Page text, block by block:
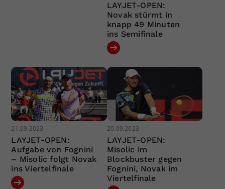
LAYJET-OPEN:
Novak stürmt in
knapp 49 Minuten
ins Semifinale
21.09.2023
LAYJET-OPEN:
Aufgabe von Fognini
– Misolic folgt Novak
ins Viertelfinale
20.09.2023
LAYJET-OPEN:
Misolic im
Blockbuster gegen
Fognini, Novak im
Viertelfinale